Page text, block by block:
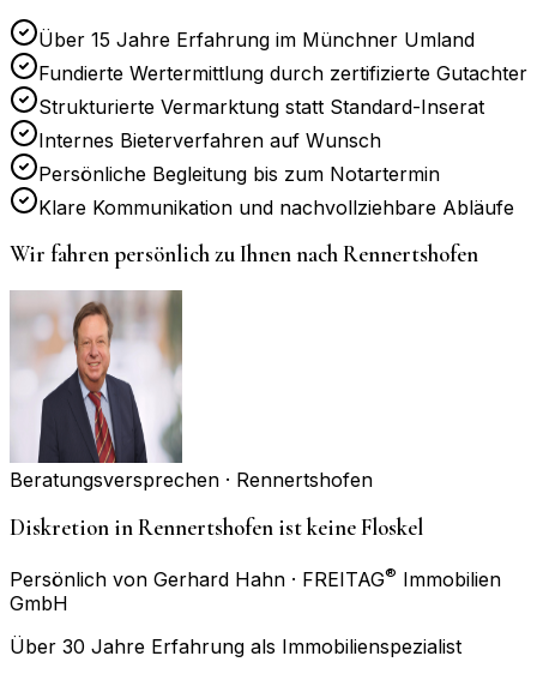
Über 15 Jahre Erfahrung im Münchner Umland
Fundierte Wertermittlung durch zertifizierte Gutachter
Strukturierte Vermarktung statt Standard-Inserat
Internes Bieterverfahren auf Wunsch
Persönliche Begleitung bis zum Notartermin
Klare Kommunikation und nachvollziehbare Abläufe
Wir fahren persönlich zu Ihnen nachRennertshofen
Beratungsversprechen · Rennertshofen
Diskretion in Rennertshofen ist keine Floskel
Persönlich von Gerhard Hahn · FREITAG® Immobilien
GmbH
Über 30 Jahre Erfahrung als Immobilienspezialist